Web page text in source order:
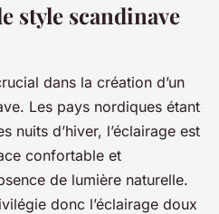
style scandinave
dans la création d’un
Les pays nordiques étant
nuits d’hiver, l’éclairage est
confortable et
de lumière naturelle.
donc l’éclairage doux